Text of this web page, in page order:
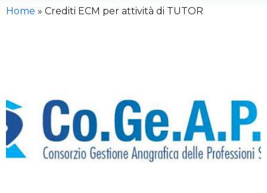
Home » Crediti ECM per attività di TUTOR